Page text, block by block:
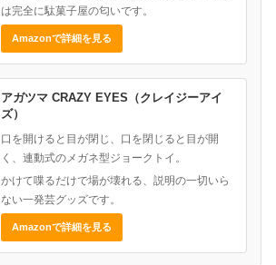
は完全に駄菓子屋の匂いです。
Amazonで詳細を見る
アガツマ CRAZY EYES（クレイジーアイ
ズ）
口を開けると目が閉じ、口を閉じると目が開
く、連動式のメガネ型ジョークトイ。
かけて喋るだけで場が壊れる、説明の一切いら
ない一発芸グッズです。
Amazonで詳細を見る